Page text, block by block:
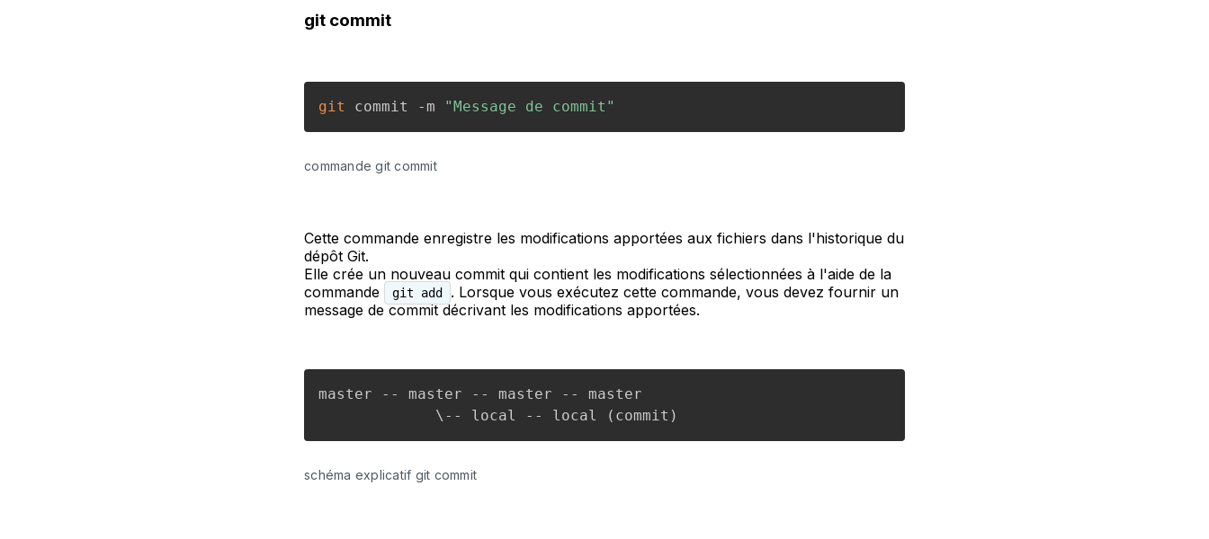
git commit
git commit -m "Message de commit"
commande git commit
Cette commande enregistre les modifications apportées aux fichiers dans l'historique du
dépôt Git.
Elle crée un nouveau commit qui contient les modifications sélectionnées à l'aide de la
commande
git add
. Lorsque vous exécutez cette commande, vous devez fournir un
message de commit décrivant les modifications apportées.
master -- master -- master -- master
schéma explicatif git commit